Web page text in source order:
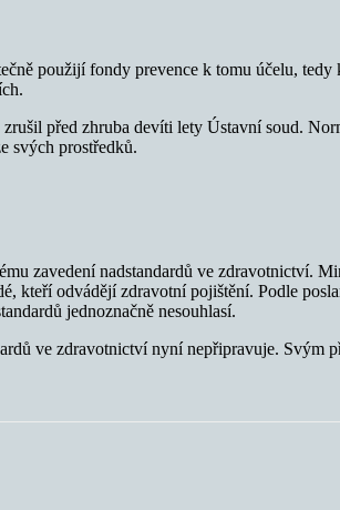
použijí fondy prevence k tomu účelu,
před zhruba devíti lety Ústavní soud.
svých prostředků.
zavedení nadstandardů ve zdravotnictví.
odvádějí zdravotní pojištění. Podle
jednoznačně nesouhlasí.
ve zdravotnictví nyní nepřipravuje. Svým